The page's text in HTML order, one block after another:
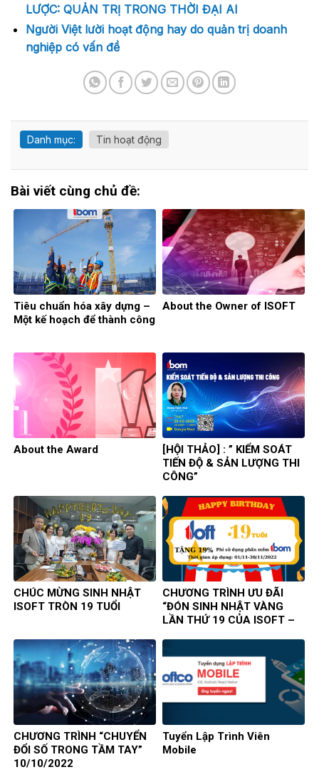
LƯỢC: QUẢN TRỊ TRONG THỜI ĐẠI AI
Người Việt lười hoạt động hay do quản trị doanh
nghiệp có vấn đề
Danh mục: Tin hoạt động
Bài viết cùng chủ đề:
Tiêu chuẩn hóa xây dựng –
Một kế hoạch để thành công
About the Owner of ISOFT
About the Award
[HỘI THẢO] : ” KIỂM SOÁT
TIẾN ĐỘ & SẢN LƯỢNG THI
CÔNG”
CHÚC MỪNG SINH NHẬT
ISOFT TRÒN 19 TUỔI
CHƯƠNG TRÌNH ƯU ĐÃI
“ĐÓN SINH NHẬT VÀNG
LẦN THỨ 19 CỦA ISOFT –
CHƯƠNG TRÌNH “CHUYỂN
ĐỔI SỐ TRONG TẦM TAY”
10/10/2022
Tuyển Lập Trình Viên
Mobile